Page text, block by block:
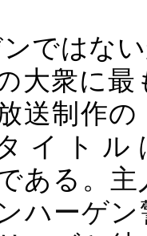
ではな
大衆に
送制作
イト
ある。 主
ハーゲ